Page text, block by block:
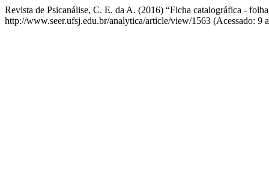
Revista de Psicanálise, C. E. da A. (2016) “Ficha catalográfica -
http://www.seer.ufsj.edu.br/analytica/article/view/1563 (Acessado: 9